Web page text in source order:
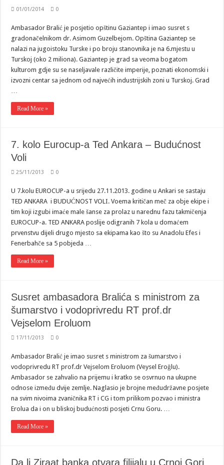
01/01/2014 0
Ambasador Bralić je posjetio opštinu Gaziantep i imao susret s
gradonačelnikom dr. Asimom Guzelbejom. Opština Gaziantep se
nalazi na jugoistoku Turske i po broju stanovnika je na 6.mjestu u
Turskoj (oko 2 miliona). Gaziantep je grad sa veoma bogatom
kulturom gdje su se naseljavale različite imperije, poznati ekonomski i
izvozni centar sa jednom od najvećih industrijskih zoni u Turskoj. Grad
…
Read More »
7. kolo Eurocup-a Ted Ankara – Budućnost
Voli
25/11/2013 0
U 7.kolu EUROCUP-a u srijedu 27.11.2013. godine u Ankari se sastaju
TED ANKARA i BUDUĆNOST VOLI. Voema kritičan meč za obje ekipe i
tim koji izgubi imaće male šanse za prolaz u narednu fazu takmičenja
EUROCUP-a. TED ANKARA poslije odigranih 7 kola u domaćem
prvenstvu dijeli drugo mjesto sa ekipama kao što su Anadolu Efes i
Fenerbahče sa 5 pobjeda …
Read More »
Susret ambasadora Bralića s ministrom za
šumarstvo i vodoprivredu RT prof.dr
Vejselom Eroluom
17/11/2013 0
Ambasador Bralić je imao susret s ministrom za šumarstvo i
vodoprivredu RT prof.dr Vejselom Eroluom (Veysel Eroğlu).
Ambasador se zahvalio na prijemu i kratko se osvrnuo na ukupne
odnose između dvije zemlje. Naglasio je brojne međudržavne posjete
na svim nivoima zvaničnika RT i CG i tom prilikom pozvao i ministra
Erolua da i on u bliskoj budućnosti posjeti Crnu Goru. …
Read More »
Da li Ziraat banka otvara filijalu u Crnoj Gori